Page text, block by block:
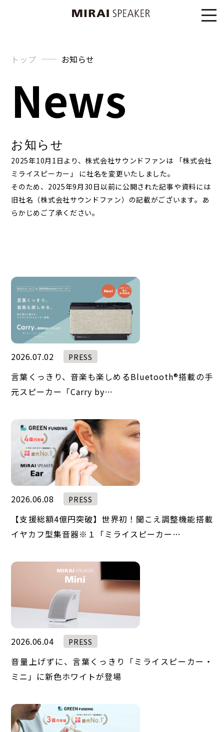
トップ お知らせ
News
お知らせ
2025年10月1日より、株式会社サウンドファンは 「株式会社
ミライスピーカー」 に社名を変更いたしました。
そのため、2025年9月30日以前に公開された記事や資料には
旧社名（株式会社サウンドファン）の記載がございます。あ
らかじめご了承ください。
2026.07.02 PRESS
言葉くっきり、音楽も楽しめるBluetooth®︎搭載の手
元スピーカー「Carry by…
2026.06.08 PRESS
【支援総額4億円突破】世界初！聞こえ調整機能搭載
イヤカフ型集音器※１「ミライスピーカー…
2026.06.04 PRESS
音量上げずに、言葉くっきり「ミライスピーカー・
ミニ」に新色ホワイトが登場